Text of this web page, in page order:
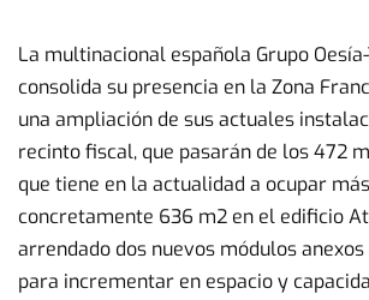
La multinacional española Grupo
consolida su presencia en la Zona
una ampliación de sus actuales
recinto fiscal, que pasarán de los 472
que tiene en la actualidad a ocupar
concretamente 636 m2 en el edificio
arrendado dos nuevos módulos
para incrementar en espacio y